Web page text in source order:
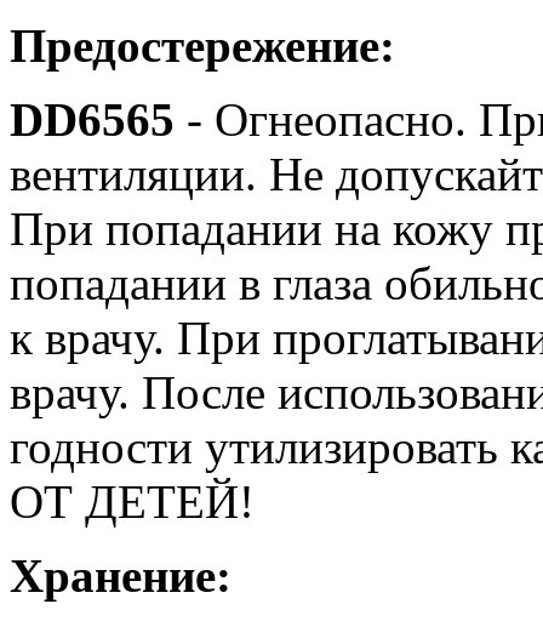
Предостережение:
DD6565 - Огнеопасно.
вентиляции. Не
При попадании на кожу
попадании в глаза
к врачу. При
врачу. После
годности
ОТ ДЕТЕЙ!
Хранение: